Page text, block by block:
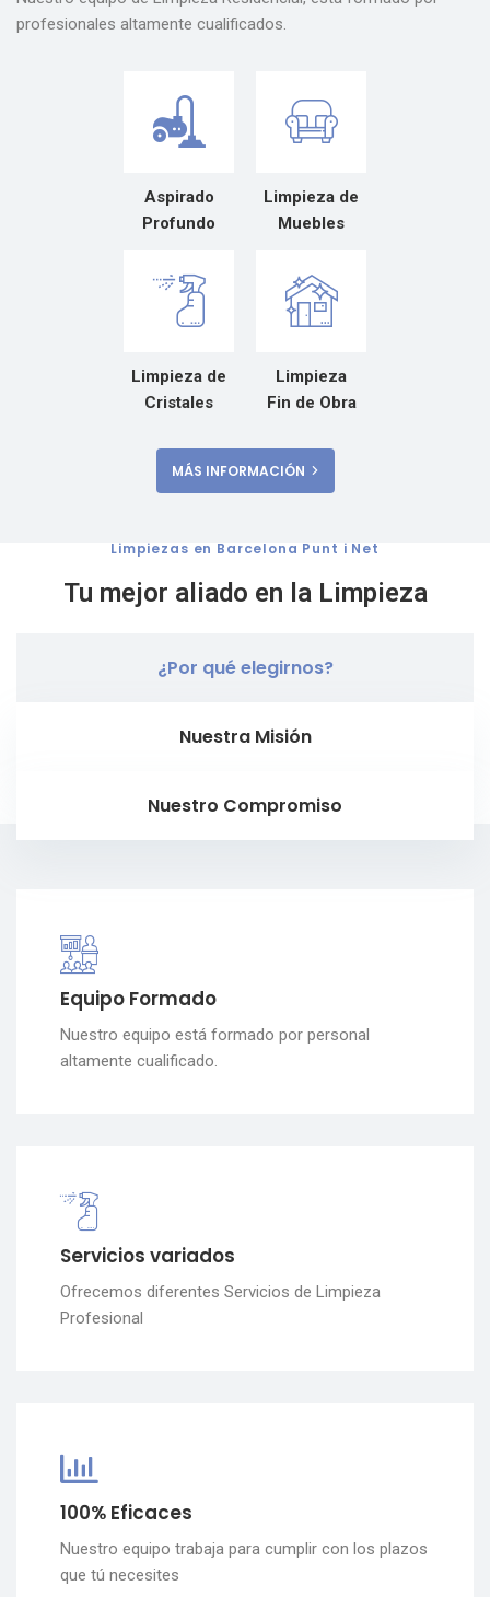
profesionales altamente cualificados.
Aspirado
Profundo
Limpieza de
Muebles
Limpieza de
Cristales
Limpieza
Fin de Obra
MÁS INFORMACIÓN
Limpiezas en Barcelona Punt i Net
Tu mejor aliado en la Limpieza
¿Por qué elegirnos?
Nuestra Misión
Nuestro Compromiso
Equipo Formado
Nuestro equipo está formado por personal
altamente cualificado.
Servicios variados
Ofrecemos diferentes Servicios de Limpieza
Profesional
100% Eficaces
Nuestro equipo trabaja para cumplir con los plazos
que tú necesites